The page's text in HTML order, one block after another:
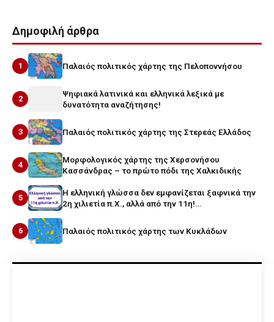
Δημοφιλή άρθρα
1 Παλαιός πολιτικός χάρτης της Πελοποννήσου
2
Ψηφιακά λατινικά και ελληνικά λεξικά με
δυνατότητα αναζήτησης!
3 Παλαιός πολιτικός χάρτης της Στερεάς Ελλάδος
4
Μορφολογικός χάρτης της Χερσονήσου
Κασσάνδρας – το πρώτο πόδι της Χαλκιδικής
5
Η ελληνική γλώσσα δεν εμφανίζεται ξαφνικά την
2η χιλιετία π.Χ., αλλά από την 11η!…
6 Παλαιός πολιτικός χάρτης των Κυκλάδων